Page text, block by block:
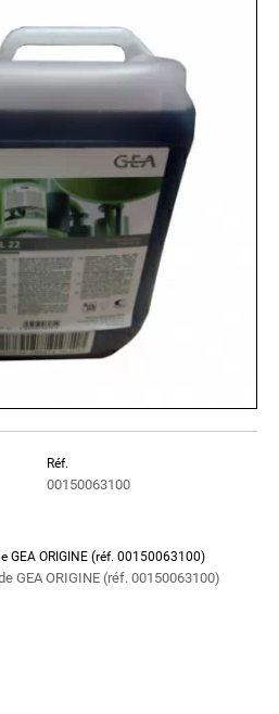
Réf.
00150063100
GEA ORIGINE (réf. 00150063100)
GEA ORIGINE (réf. 00150063100)